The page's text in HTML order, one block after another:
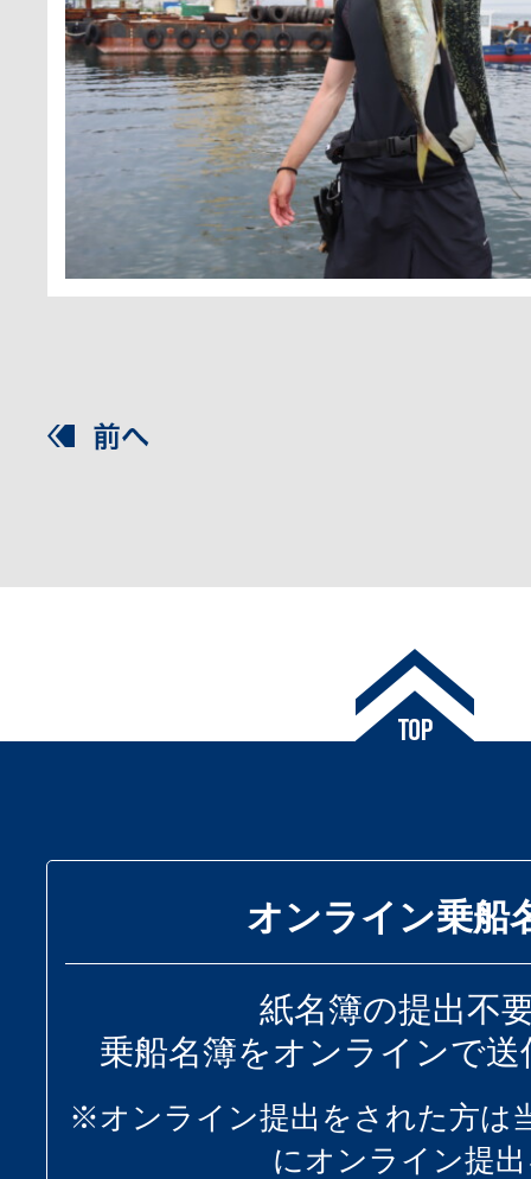
オンライン乗船
紙名簿の提出不
乗船名簿をオンラインで
※オンライン提出をされた方は
にオンライン提